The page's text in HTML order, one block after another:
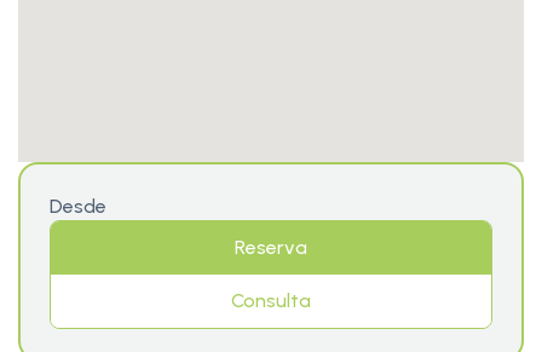
Desde
Reserva
Consulta